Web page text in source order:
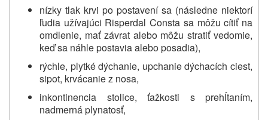
nízky tlak krvi po postavení sa (následne niektorí
ľudia užívajúci Risperdal Consta sa môžu cítiť na
omdlenie, mať závrat alebo môžu stratiť vedomie,
keď sa náhle postavia alebo posadia),
rýchle, plytké dýchanie, upchanie dýchacích ciest,
sipot, krvácanie z nosa,
inkontinencia stolice, ťažkosti s prehĺtaním,
nadmerná plynatosť,